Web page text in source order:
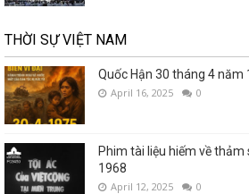
THỜI SỰ VIỆT NAM
Quốc Hận 30 tháng 4 năm
April 16, 2025 0
Phim tài liệu hiếm về
1968
April 12, 2025 0